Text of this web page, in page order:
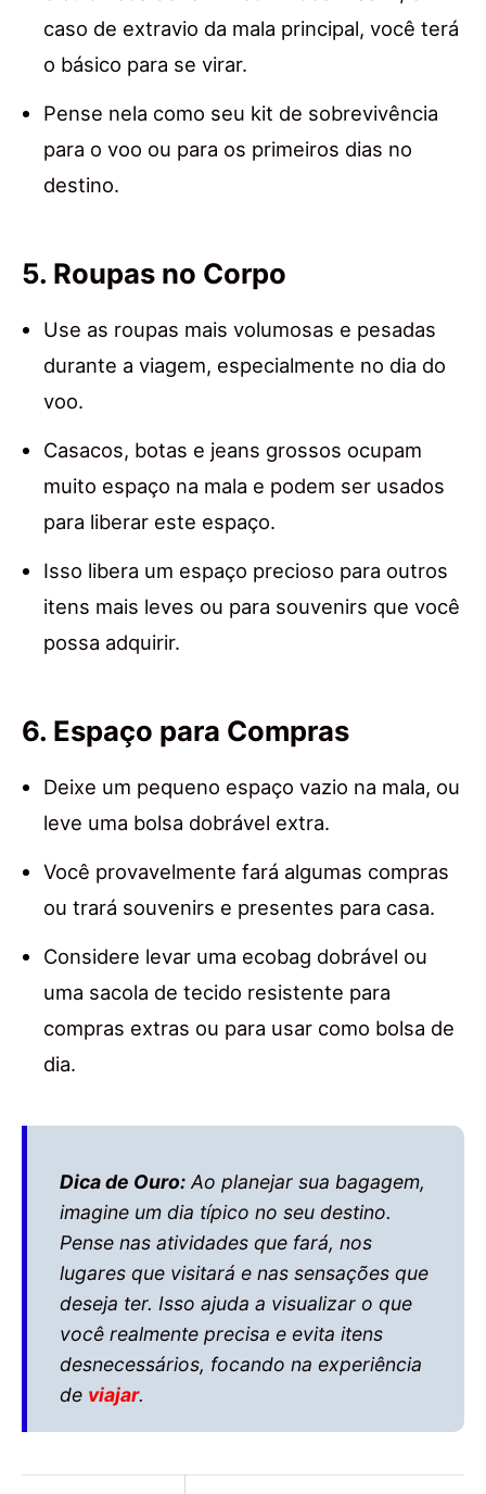
caso de extravio da mala principal, você terá
o básico para se virar.
Pense nela como seu kit de sobrevivência
para o voo ou para os primeiros dias no
destino.
5. Roupas no Corpo
Use as roupas mais volumosas e pesadas
durante a viagem, especialmente no dia do
voo.
Casacos, botas e jeans grossos ocupam
muito espaço na mala e podem ser usados
para liberar este espaço.
Isso libera um espaço precioso para outros
itens mais leves ou para souvenirs que você
possa adquirir.
6. Espaço para Compras
Deixe um pequeno espaço vazio na mala, ou
leve uma bolsa dobrável extra.
Você provavelmente fará algumas compras
ou trará souvenirs e presentes para casa.
Considere levar uma ecobag dobrável ou
uma sacola de tecido resistente para
compras extras ou para usar como bolsa de
dia.
Dica de Ouro: Ao planejar sua bagagem,
imagine um dia típico no seu destino.
Pense nas atividades que fará, nos
lugares que visitará e nas sensações que
deseja ter. Isso ajuda a visualizar o que
você realmente precisa e evita itens
desnecessários, focando na experiência
de viajar.